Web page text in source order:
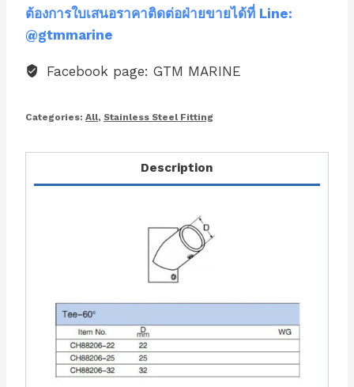
ต้องการใบเสนอราคาติดต่อฝ่ายขายได้ที่ Line:
@gtmmarine
Facebook page: GTM MARINE
Categories: All, Stainless Steel Fitting
Description